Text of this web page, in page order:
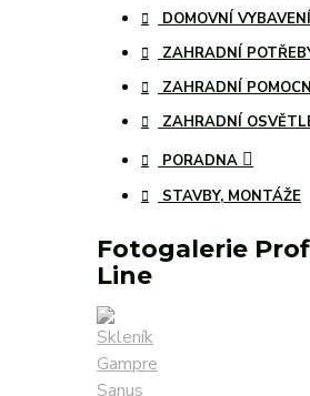
DOMOVNÍ VYBAVENÍ
ZAHRADNÍ
ZAHRADNÍ
ZAHRADNÍ
PORADNA
STAVBY, MONTÁŽE
Fotogalerie
Line